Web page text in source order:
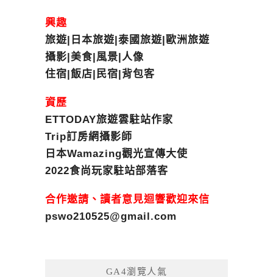
興趣
旅遊|日本旅遊|泰國旅遊|歐洲旅遊
攝影|美食|風景|人像
住宿|飯店|民宿|背包客
資歷
ETTODAY旅遊雲駐站作家
Trip訂房網攝影師
日本Wamazing觀光宣傳大使
2022食尚玩家駐站部落客
合作邀請、讀者意見迴響歡迎來信
pswo210525@gmail.com
GA4瀏覽人氣